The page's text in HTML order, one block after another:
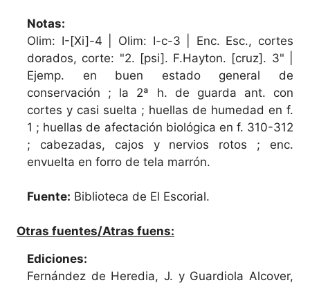
Notas:
Olim: I-[Xi]-4 | Olim: I-c-3 | Enc. Esc., cortes
dorados, corte: "2. [psi]. F.Hayton. [cruz]. 3" |
Ejemp. en buen estado general de
conservación ; la 2ª h. de guarda ant. con
cortes y casi suelta ; huellas de humedad en f.
1 ; huellas de afectación biológica en f. 310-312
; cabezadas, cajos y nervios rotos ; enc.
envuelta en forro de tela marrón.
Fuente: Biblioteca de El Escorial.
Otras fuentes/Atras fuens:
Ediciones:
Fernández de Heredia, J. y Guardiola Alcover,